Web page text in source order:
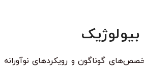
بیولوژیک
گوناگون و رویکردهای